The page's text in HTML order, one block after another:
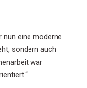
nun eine moderne
sondern auch
war